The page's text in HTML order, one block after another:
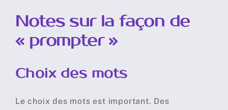
Notes sur la façon de
« prompter »
Choix des mots
Le choix des mots est important. Des